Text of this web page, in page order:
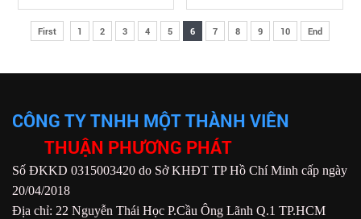
First 1 2 3 4 5 6 7 8 9 10 End
CÔNG TY TNHH MỘT THÀNH VIÊN
THUẬN PHƯƠNG PHÁT
Số ĐKKD 0315003420 do Sở KHĐT TP Hồ Chí Minh cấp ngày
20/04/2018
Địa chỉ: 22 Nguyễn Thái Học P.Cầu Ông Lãnh Q.1 TP.HCM